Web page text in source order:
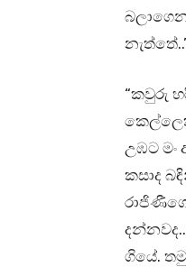
“කවුරු
උඹට
කසාද
ගියේ.